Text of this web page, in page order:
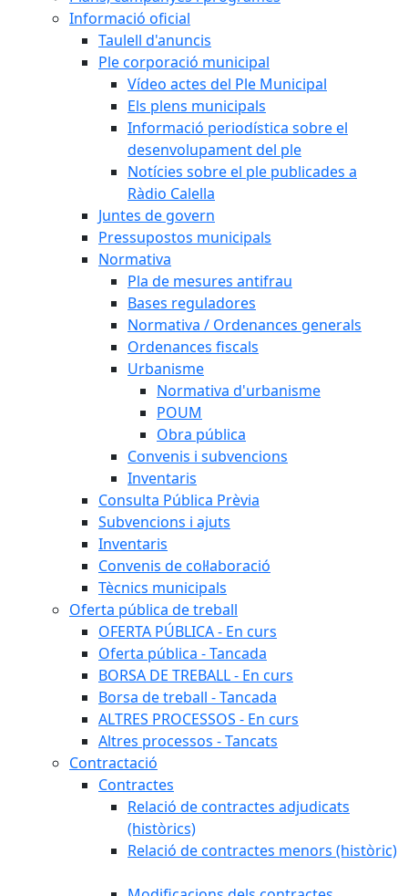
Informació oficial
Taulell d'anuncis
Ple corporació municipal
Vídeo actes del Ple Municipal
Els plens municipals
Informació periodística sobre el
desenvolupament del ple
Notícies sobre el ple publicades a
Ràdio Calella
Juntes de govern
Pressupostos municipals
Normativa
Pla de mesures antifrau
Bases reguladores
Normativa / Ordenances generals
Ordenances fiscals
Urbanisme
Normativa d'urbanisme
POUM
Obra pública
Convenis i subvencions
Inventaris
Consulta Pública Prèvia
Subvencions i ajuts
Inventaris
Convenis de col·laboració
Tècnics municipals
Oferta pública de treball
OFERTA PÚBLICA - En curs
Oferta pública - Tancada
BORSA DE TREBALL - En curs
Borsa de treball - Tancada
ALTRES PROCESSOS - En curs
Altres processos - Tancats
Contractació
Contractes
Relació de contractes adjudicats
(històrics)
Relació de contractes menors (històric)